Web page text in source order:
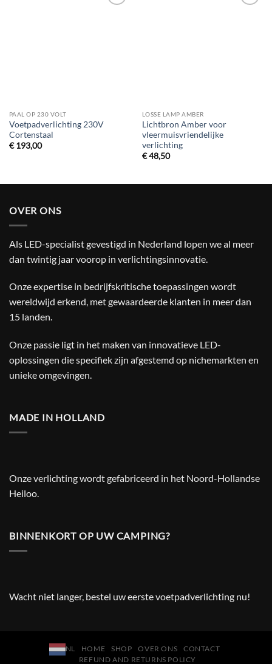
PAAL OP 230 VOLT
Voetpadverlichting 230V
Cortenstaal
€193,00
LOSSE LAMP AMBER
Lichtbron Amber voor
vleermuisvriendelijke
verlichting
€48,50
OVER ONS
Als LED-specialist gevestigd in Nederland lopen we al meer
dan twintig jaar voorop in verlichtingsinnovatie.
Onze expertise in bedrijfskritische toepassingen wordt
wereldwijd erkend, met gewaardeerde klanten in meer dan
15 landen.
Onze passie ligt in het maken van innovatieve LED-
oplossingen die specifiek zijn afgestemd op nichemarkten en
unieke omgevingen.
MADE IN HOLLAND
Onze verlichting wordt gefabriceerd in het Noord-Hollandse
Heiloo.
BINNENKORT OP UW CAMPING?
Wacht niet langer, bestel uw eerste voetpadverlichting nu!
NL HOME SHOP OVER ONS
CONTACT
REFUND AND RETURNS POLICY